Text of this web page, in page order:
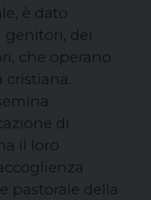
è dato
genitori, dei
che operano
di
il loro
pastorale della